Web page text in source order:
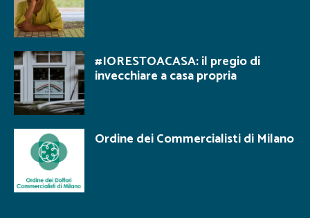
#IORESTOACASA: il pregio di
invecchiare a casa propria
Ordine dei Commercialisti di Milano